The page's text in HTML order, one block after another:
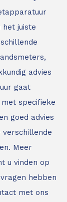
juiste
advies
gaat
specifieke
goed advies
verschillende
Meer
u vinden op
hebben
met ons